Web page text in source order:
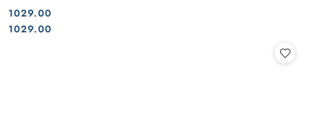
Cena:
1029.00
Cena:
1029.00